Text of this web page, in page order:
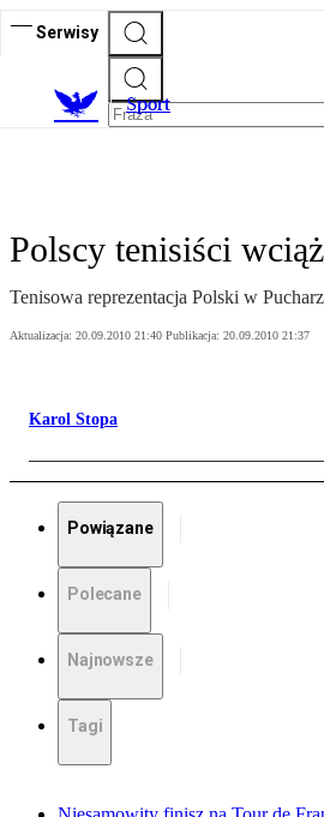
Serwisy
Sport
Polscy tenisiści
Tenisowa reprezentacja Polski w
Aktualizacja: 20.09.2010 21:40 Publikacja: 20.09.2010 21:37
Karol Stopa
Powiązane
Polecane
Najnowsze
Tagi